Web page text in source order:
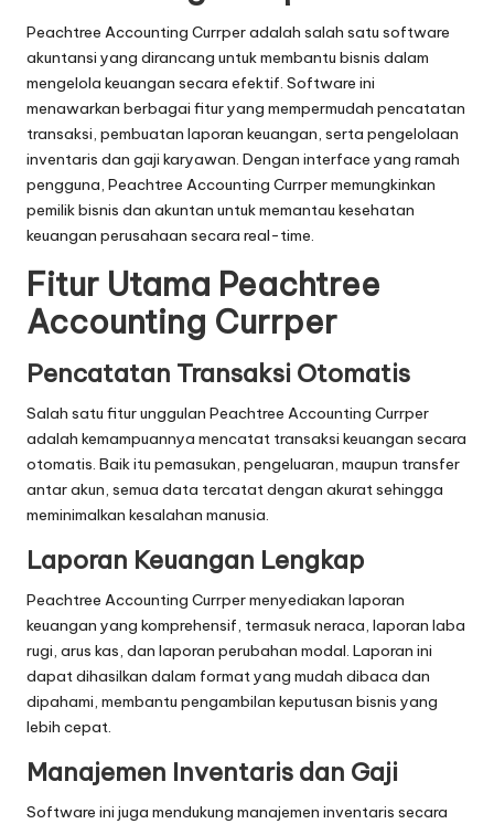
Peachtree Accounting Currper adalah salah satu software
akuntansi yang dirancang untuk membantu bisnis dalam
mengelola keuangan secara efektif. Software ini
menawarkan berbagai fitur yang mempermudah pencatatan
transaksi, pembuatan laporan keuangan, serta pengelolaan
inventaris dan gaji karyawan. Dengan interface yang ramah
pengguna, Peachtree Accounting Currper memungkinkan
pemilik bisnis dan akuntan untuk memantau kesehatan
keuangan perusahaan secara real-time.
Fitur Utama Peachtree
Accounting Currper
Pencatatan Transaksi Otomatis
Salah satu fitur unggulan Peachtree Accounting Currper
adalah kemampuannya mencatat transaksi keuangan secara
otomatis. Baik itu pemasukan, pengeluaran, maupun transfer
antar akun, semua data tercatat dengan akurat sehingga
meminimalkan kesalahan manusia.
Laporan Keuangan Lengkap
Peachtree Accounting Currper menyediakan laporan
keuangan yang komprehensif, termasuk neraca, laporan laba
rugi, arus kas, dan laporan perubahan modal. Laporan ini
dapat dihasilkan dalam format yang mudah dibaca dan
dipahami, membantu pengambilan keputusan bisnis yang
lebih cepat.
Manajemen Inventaris dan Gaji
Software ini juga mendukung manajemen inventaris secara